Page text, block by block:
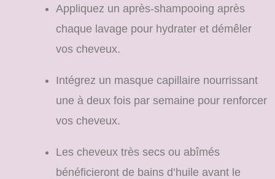
Appliquez un après-shampooing après
chaque lavage pour hydrater et démêler
vos cheveux.
Intégrez un masque capillaire nourrissant
une à deux fois par semaine pour renforcer
vos cheveux.
Les cheveux très secs ou abîmés
bénéficieront de bains d’huile avant le